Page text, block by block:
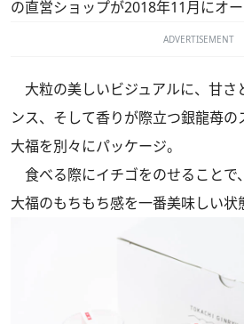
の直営ショップが2018年11月にオー
ADVERTISEMENT
大粒の美しいビジュアルに、甘さ
ンス、そして香りが際立つ銀龍苺の
大福を別々にパッケージ。
食べる際にイチゴをのせることで
大福のもちもち感を一番美味しい状